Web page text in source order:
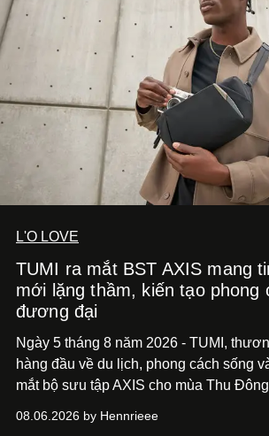
L'O LOVE
TUMI ra mắt BST AXIS mang
mới lặng thầm, kiến tạo phong
đương đại
Ngày 5 tháng 8 năm 2026 - TUMI,
hàng đầu về du lịch, phong cách sống
mắt bộ sưu tập AXIS cho mùa Thu
và phong cách sống hiện đại bằng thiết
08.06.2026 by Hennrieee